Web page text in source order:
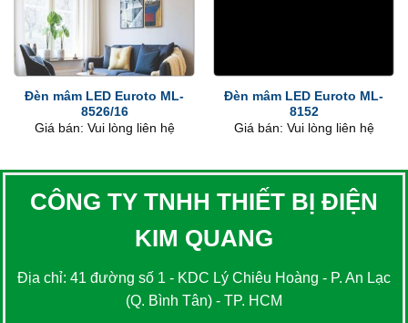
Đèn mâm LED Euroto ML-
8526/16
Giá bán: Vui lòng liên hệ
Đèn mâm LED Euroto ML-
8152
Giá bán: Vui lòng liên hệ
CÔNG TY TNHH THIẾT BỊ ĐIỆN
KIM QUANG
Địa chỉ: 41 đường số 1 - KDC Lý Chiêu Hoàng - P. An Lạc
(Q. Bình Tân) - TP. HCM